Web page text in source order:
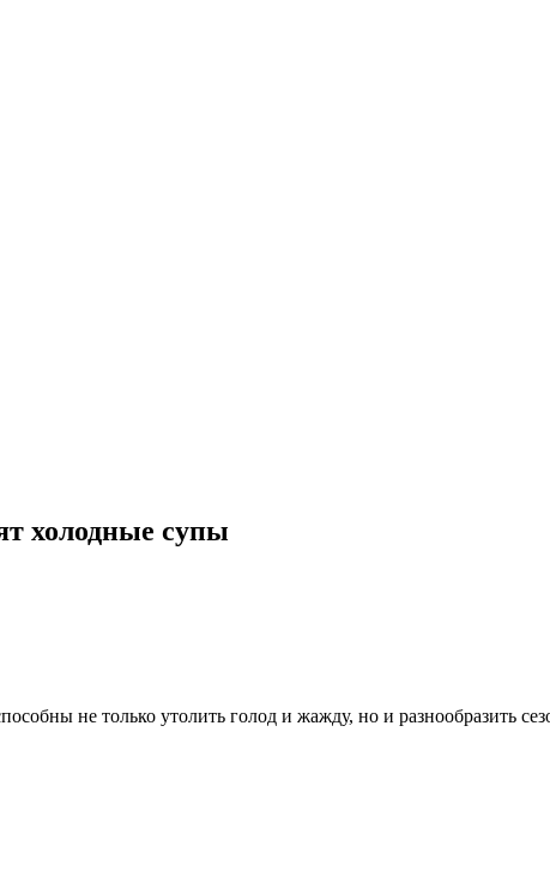
холодные супы
не только утолить голод и жажду, но и разнообразить